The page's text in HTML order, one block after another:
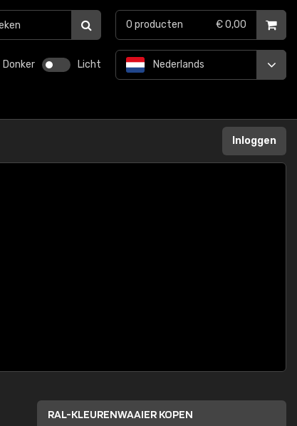
Donker Licht Nederlands
0 producten € 0,00
Inloggen
RAL-KLEURENWAAIER KOPEN